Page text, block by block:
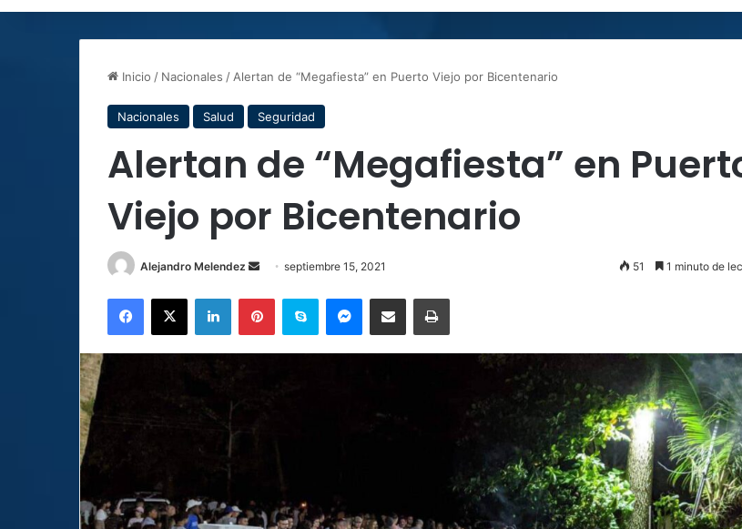
Inicio / Nacionales / Alertan de “Megafiesta” en Puerto Viejo por Bicentenario
Nacionales Salud Seguridad
Alertan de “Megafiesta” en
Viejo por Bicentenario
Alejandro Melendez
Send
email
septiembre 15, 2021 51 1 minuto de
Facebook
X LinkedInPinterestSkype MessengerCompartir por correo electrónicoImprimir